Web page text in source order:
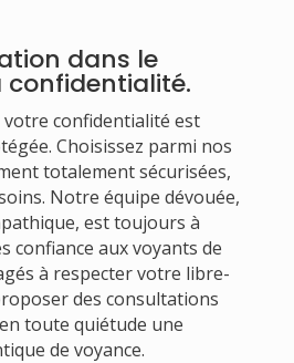
dans le
confidentialité.
votre confidentialité est
Choisissez parmi nos
totalement sécurisées,
Notre équipe dévouée,
est toujours à
confiance aux voyants de
à respecter votre libre-
des consultations
toute quiétude une
de voyance.